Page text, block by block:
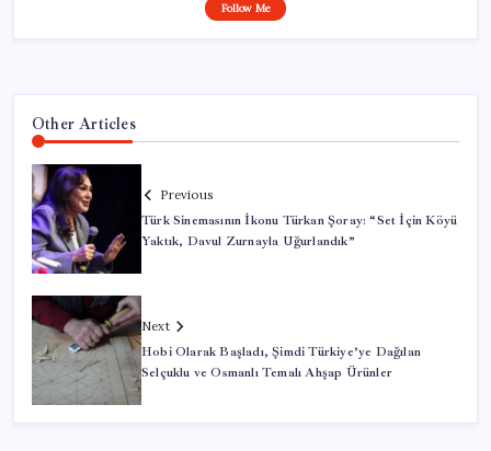
Follow Me
Other Articles
Previous
Türk Sinemasının İkonu Türkan Şoray: “Set İçin Köyü
Yaktık, Davul Zurnayla Uğurlandık”
Next
Hobi Olarak Başladı, Şimdi Türkiye’ye Dağılan
Selçuklu ve Osmanlı Temalı Ahşap Ürünler